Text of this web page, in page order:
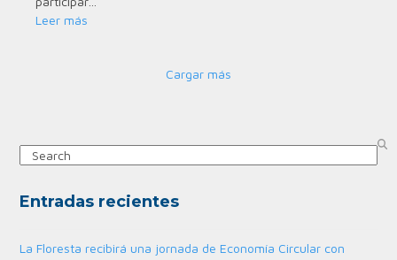
Leer más
Cargar más
Search
Entradas recientes
La Floresta recibirá una jornada de Economía Circular con